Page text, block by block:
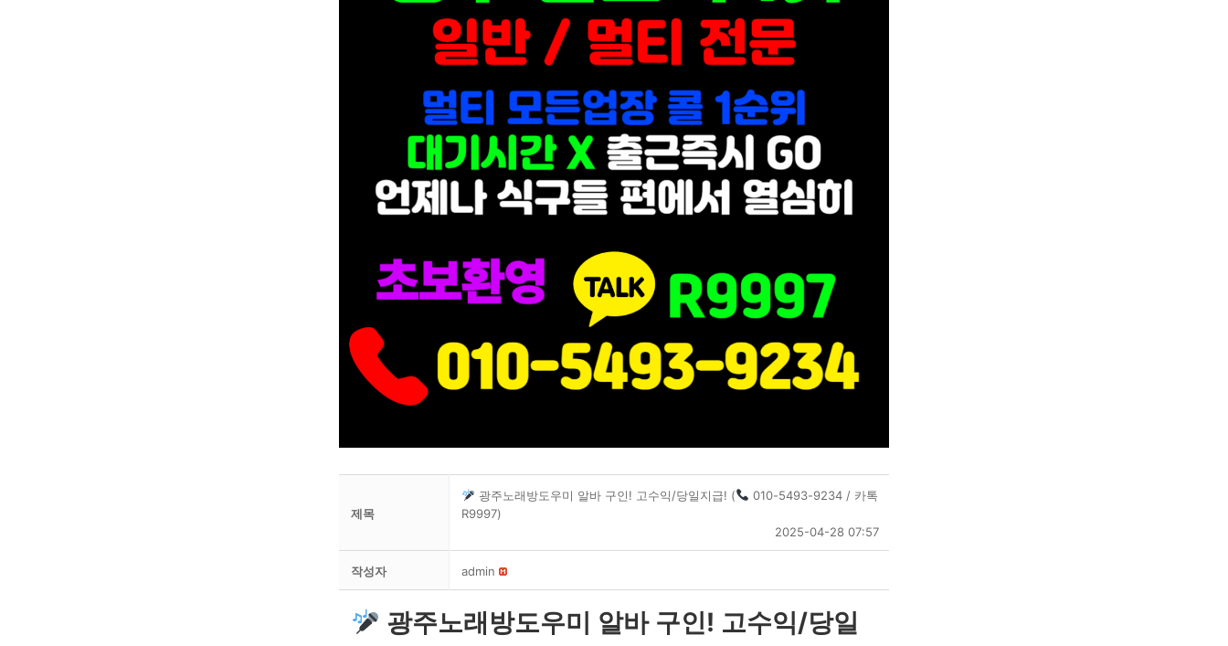
제목
광주노래방도우미 알바 구인! 고수익/당일지급! (
010-5493-9234 / 카톡
R9997)
2025-04-28 07:57
작성자 admin
광주노래방도우미 알바 구인! 고수익/당일